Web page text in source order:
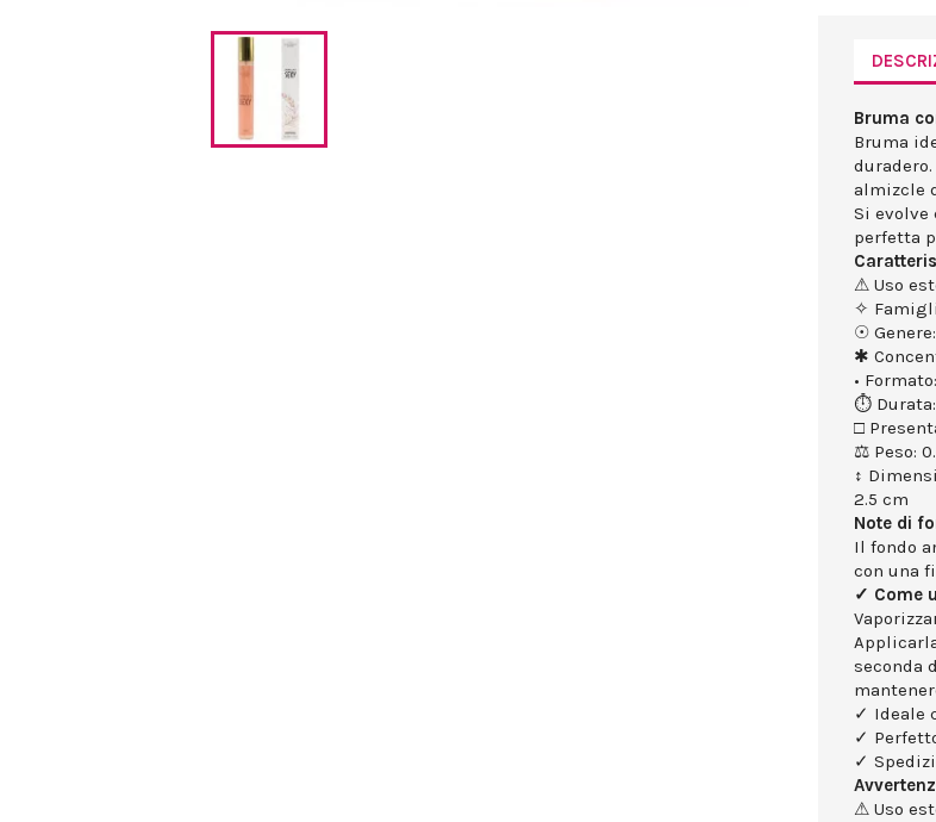
Bruma
Bruma
almizcle
Si evolve
perfetta
⚠ Uso
✧
☉
✱
•
⏱
□
⚖ Peso:
↕
2.5 cm
Note di
Il fondo
con una
✓ Come
seconda
✓ Ideale
✓
✓
⚠ Uso